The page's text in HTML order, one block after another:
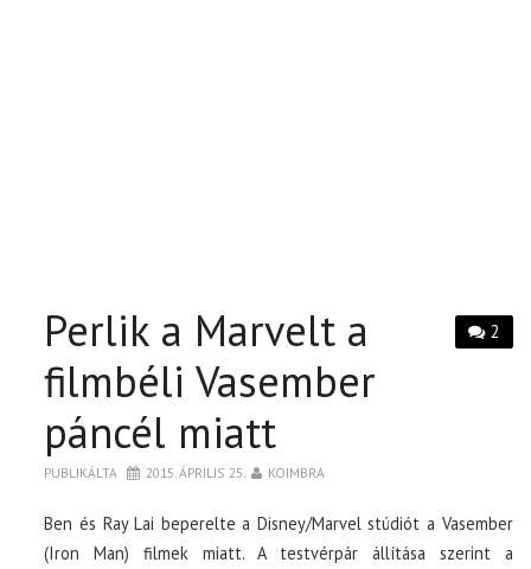
2
Perlik a Marvelt a
filmbéli Vasember
páncél miatt
PUBLIKÁLTA 2015. ÁPRILIS 25. KOIMBRA
Ben és Ray Lai beperelte a Disney/Marvel stúdiót a Vasember
(Iron Man) filmek miatt. A testvérpár állítása szerint a